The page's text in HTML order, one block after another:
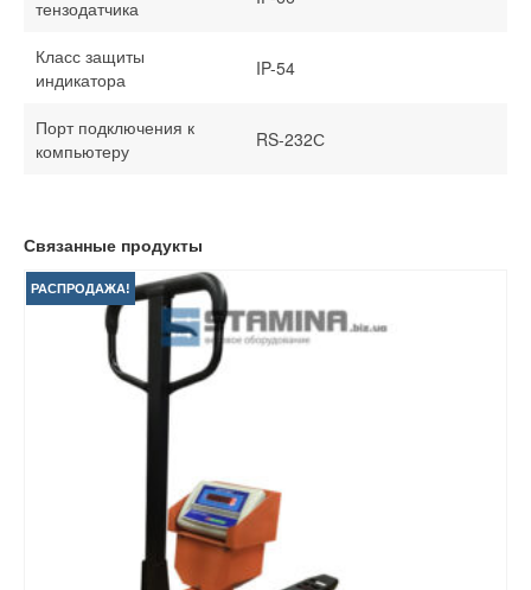
тензодатчика
Класс защиты
индикатора
IP-54
Порт подключения к
компьютеру
RS-232С
Связанные продукты
РАСПРОДАЖА!